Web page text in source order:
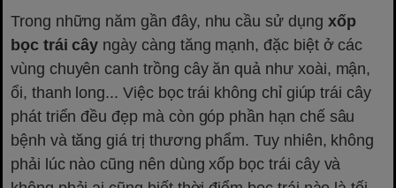
Trong những năm gần đây, nhu cầu sử dụng xốp
bọc trái cây ngày càng tăng mạnh, đặc biệt ở các
vùng chuyên canh trồng cây ăn quả như xoài, mận,
ổi, thanh long... Việc bọc trái không chỉ giúp trái cây
phát triển đều đẹp mà còn góp phần hạn chế sâu
bệnh và tăng giá trị thương phẩm. Tuy nhiên, không
phải lúc nào cũng nên dùng xốp bọc trái cây và